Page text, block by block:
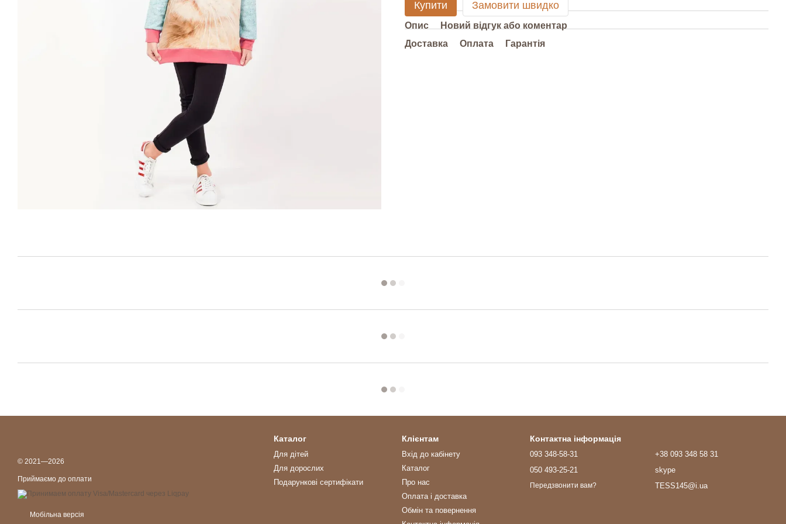
Купити Замовити швидко
Опис
Новий відгук або коментар
Доставка
Оплата Гарантія
© 2021—2026
Приймаємо до оплати
Мобільна версія
Каталог
Для дітей
Для дорослих
Подарункові сертифікати
Клієнтам
Вхід до кабінету
Каталог
Про нас
Оплата і доставка
Обмін та повернення
Контактна інформація
093 348-58-31
050 493-25-21
Передзвонити вам?
+38 093 348 58 31
skype
TESS145@i.ua